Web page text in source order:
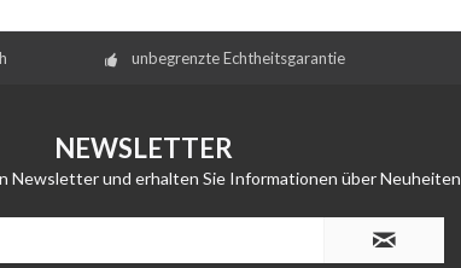
unbegrenzte Echtheitsgarantie
NEWSLETTER
Newsletter und erhalten Sie Informationen über Neuheiten